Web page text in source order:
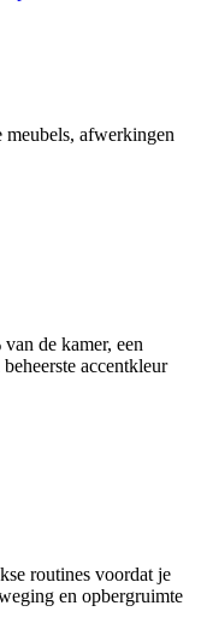
meubels, afwerkingen
de kamer, een
accentkleur
routines voordat je
en opbergruimte